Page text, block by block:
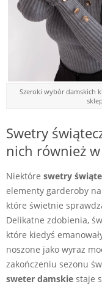
Szeroki wybór damskich
Swetry
nich również
Niektóre swetry
elementy garderoby
które świetnie
Delikatne zdobienia,
które kiedyś
noszone jako wyraz
zakończeniu sezonu
sweter damskie staje